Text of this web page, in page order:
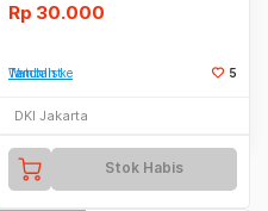
Rp 30.000
Tambah ke Watchlist 5
DKI Jakarta
Stok Habis